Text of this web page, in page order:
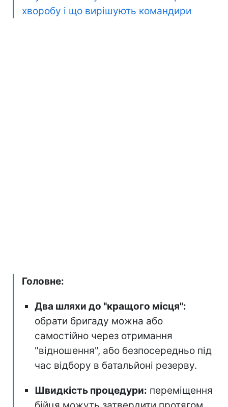
хворобу і що вирішують командири
Головне:
Два шляхи до "кращого місця":
обрати бригаду можна або
самостійно через отримання
"відношення", або безпосередньо під
час відбору в батальйоні резерву.
Швидкість процедури: переміщення